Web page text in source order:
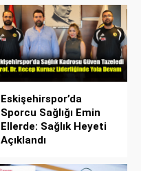
Eskişehirspor’da
Sporcu Sağlığı Emin
Ellerde: Sağlık Heyeti
Açıklandı